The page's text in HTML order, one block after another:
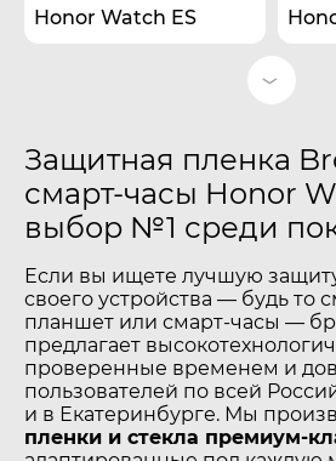
Honor Watch ES
Защитная пленка
смарт-часы Honor
выбор №1 среди
Если вы ищете лучшую
своего устройства — будь то
планшет или смарт-часы —
предлагает
проверенные временем и
пользователей по всей
и в Екатеринбурге. Мы
пленки и стекла премиум-